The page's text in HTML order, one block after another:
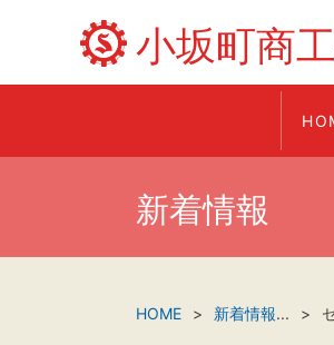
小坂町商
新着情報
HOME 新着情報...